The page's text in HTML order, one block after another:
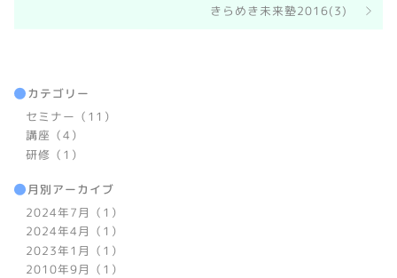
きらめき未来塾2016(3)
カテゴリー
セミナー（11）
講座（4）
研修（1）
月別アーカイブ
2024年7月（1）
2024年4月（1）
2023年1月（1）
2010年9月（1）